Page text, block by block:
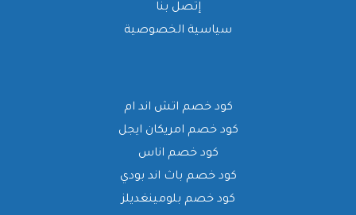
إتصل بنا
سياسية الخصوصية
كود خصم اتش اند ام
كود خصم امريكان ايجل
كود خصم اناس
كود خصم باث اند بودي
كود خصم بلومينغديلز